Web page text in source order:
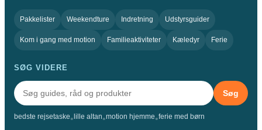
Pakkelister Weekendture Indretning Udstyrsguider
Kom i gang med motion Familieaktiviteter Kæledyr Ferie
SØG VIDERE
Søg
bedste rejsetaske•lille altan•motion hjemme•ferie med børn